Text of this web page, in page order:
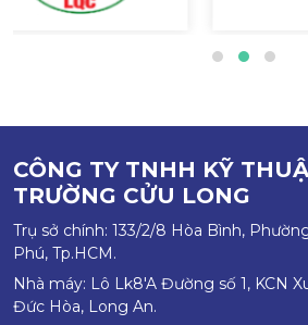
CÔNG TY TNHH KỸ
TRƯỜNG CỬU LONG
Trụ sở chính: 133/2/8 Hòa Bình,
Phú, Tp.HCM.
Nhà máy: Lô Lk8'A Đường số 1, KCN
Đức Hòa, Long An.